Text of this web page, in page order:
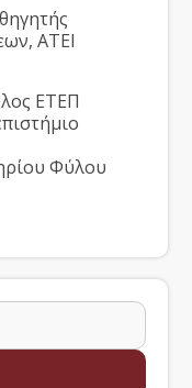
ΑΤΕΙ
ΕΤΕΠ
Φύλου